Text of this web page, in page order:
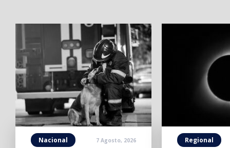
Nacional 7 Agosto, 2026 Regional